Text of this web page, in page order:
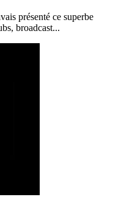
présenté ce superbe
broadcast...